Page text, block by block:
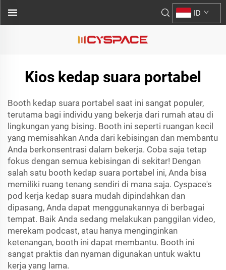
ID
Kios kedap suara portabel
Booth kedap suara portabel saat ini sangat populer,
terutama bagi individu yang bekerja dari rumah atau di
lingkungan yang bising. Booth ini seperti ruangan kecil
yang memisahkan Anda dari kebisingan dan membantu
Anda berkonsentrasi dalam bekerja. Coba saja tetap
fokus dengan semua kebisingan di sekitar! Dengan
salah satu booth kedap suara portabel ini, Anda bisa
memiliki ruang tenang sendiri di mana saja. Cyspace's
pod kerja kedap suara mudah dipindahkan dan
dipasang, Anda dapat menggunakannya di berbagai
tempat. Baik Anda sedang melakukan panggilan video,
merekam podcast, atau hanya menginginkan
ketenangan, booth ini dapat membantu. Booth ini
sangat praktis dan nyaman digunakan untuk waktu
kerja yang lama.